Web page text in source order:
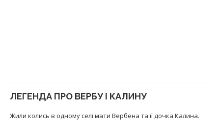
ЛЕГЕНДА ПРО ВЕРБУ І КАЛИНУ
Жили колись в одному селі мати Вербена та її дочка Калина.